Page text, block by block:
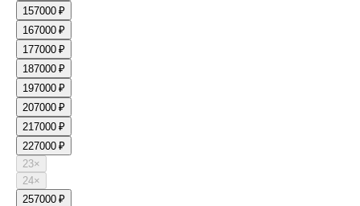
157000 ₽
167000 ₽
177000 ₽
187000 ₽
197000 ₽
207000 ₽
217000 ₽
227000 ₽
23×
24×
257000 ₽